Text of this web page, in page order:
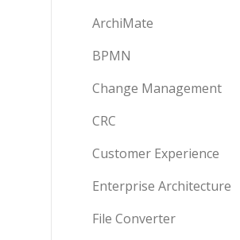
ArchiMate
BPMN
Change Management
CRC
Customer Experience
Enterprise Architecture
File Converter